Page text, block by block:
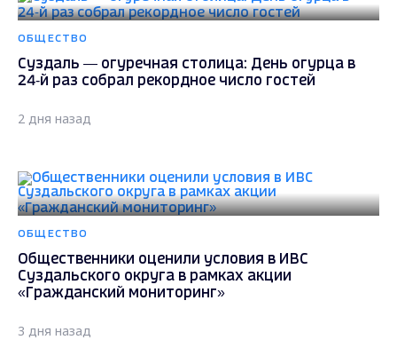
ОБЩЕСТВО
Суздаль — огуречная столица: День огурца в
24‑й раз собрал рекордное число гостей
2 дня назад
ОБЩЕСТВО
Общественники оценили условия в ИВС
Суздальского округа в рамках акции
«Гражданский мониторинг»
3 дня назад